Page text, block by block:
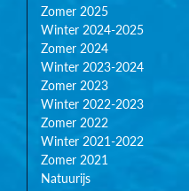
Zomer 2025
Winter 2024-2025
Zomer 2024
Winter 2023-2024
Zomer 2023
Winter 2022-2023
Zomer 2022
Winter 2021-2022
Zomer 2021
Natuurijs